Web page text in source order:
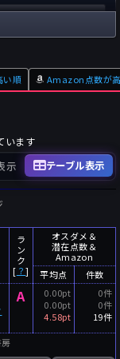
Pt
Pt
件
人
い順 Amazon点数が
います
示 テーブル表示
ラ
ン
ク
[ ？]
オスダメ＆
潜在点数＆
Amazon
平均点
件数
A
0.00pt
0.00pt
4.58pt
0件
0件
19件